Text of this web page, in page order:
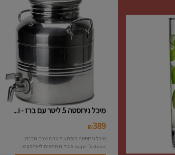
מיכל נירוסטה 5 ליטר עם ברז - i...
389
₪
מיכל נירוסטה בנפח 5 ליטר תוצרת חברת
isuperfustinox איטליה מתאים ליאחסון ש...